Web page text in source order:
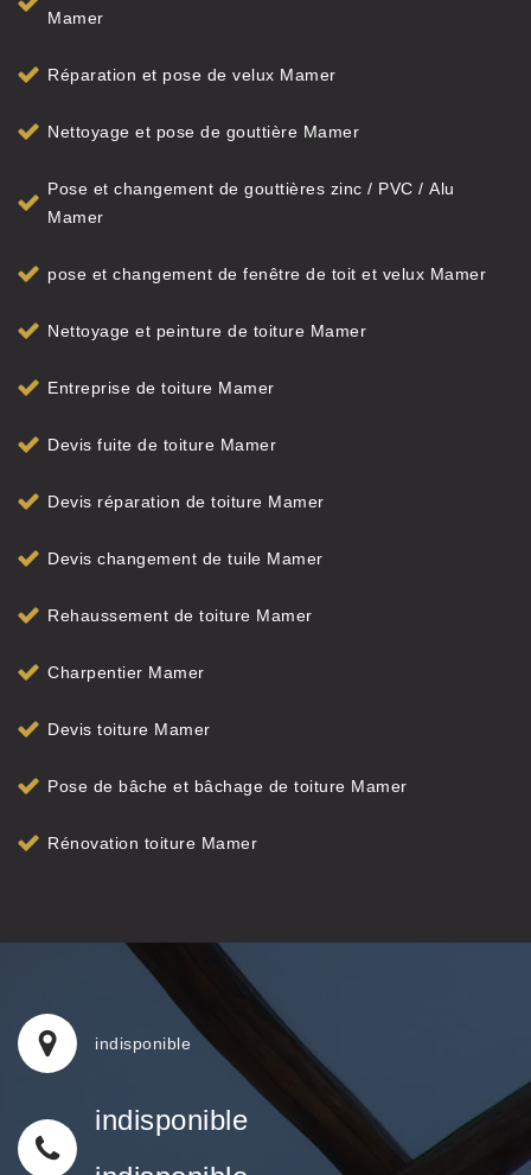
Mamer
Réparation et pose de velux Mamer
Nettoyage et pose de gouttière Mamer
Pose et changement de gouttières zinc / PVC / Alu
Mamer
pose et changement de fenêtre de toit et velux Mamer
Nettoyage et peinture de toiture Mamer
Entreprise de toiture Mamer
Devis fuite de toiture Mamer
Devis réparation de toiture Mamer
Devis changement de tuile Mamer
Rehaussement de toiture Mamer
Charpentier Mamer
Devis toiture Mamer
Pose de bâche et bâchage de toiture Mamer
Rénovation toiture Mamer
indisponible
indisponible